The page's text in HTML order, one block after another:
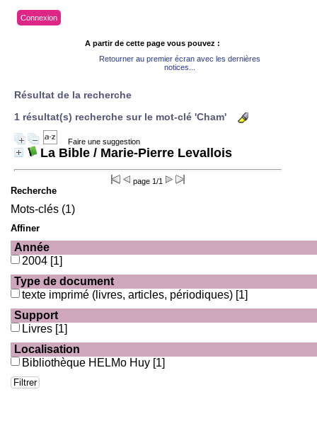
Connexion
A partir de cette page vous pouvez :
Retourner au premier écran avec les dernières
notices...
Résultat de la recherche
1 résultat(s) recherche sur le mot-clé 'Cham'
Faire une suggestion
La Bible / Marie-Pierre Levallois
page 1/1
Recherche
Mots-clés (1)
Affiner
Année
2004 [1]
Type de document
texte imprimé (livres, articles, périodiques) [1]
Support
Livres [1]
Localisation
Bibliothèque HELMo Huy [1]